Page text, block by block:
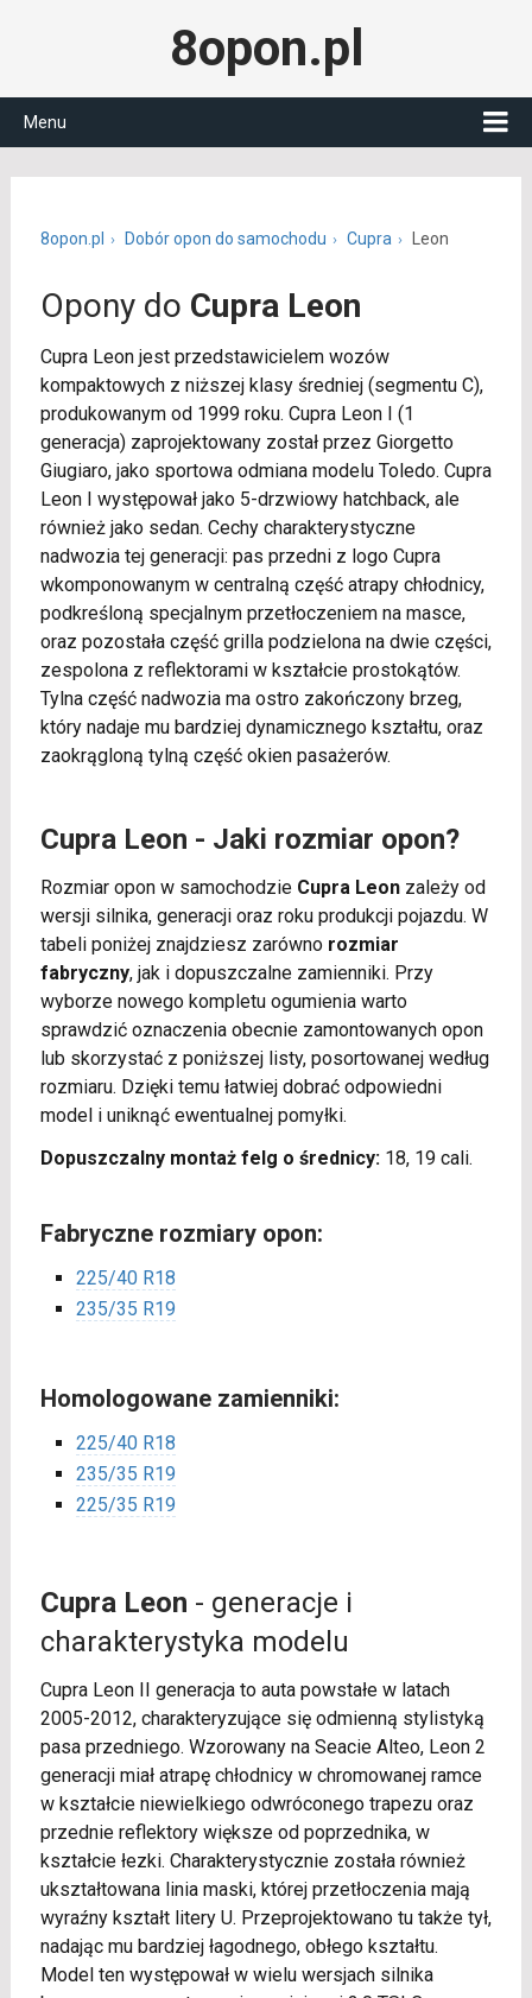
8opon.pl
Menu
8opon.pl Dobór opon do samochodu Cupra Leon
Opony do Cupra Leon
Cupra Leon jest przedstawicielem wozów
kompaktowych z niższej klasy średniej (segmentu C),
produkowanym od 1999 roku. Cupra Leon I (1
generacja) zaprojektowany został przez Giorgetto
Giugiaro, jako sportowa odmiana modelu Toledo. Cupra
Leon I występował jako 5-drzwiowy hatchback, ale
również jako sedan. Cechy charakterystyczne
nadwozia tej generacji: pas przedni z logo Cupra
wkomponowanym w centralną część atrapy chłodnicy,
podkreśloną specjalnym przetłoczeniem na masce,
oraz pozostała część grilla podzielona na dwie części,
zespolona z reflektorami w kształcie prostokątów.
Tylna część nadwozia ma ostro zakończony brzeg,
który nadaje mu bardziej dynamicznego kształtu, oraz
zaokrągloną tylną część okien pasażerów.
Cupra Leon - Jaki rozmiar opon?
Rozmiar opon w samochodzie Cupra Leonzależy od
wersji silnika, generacji oraz roku produkcji pojazdu. W
tabeli poniżej znajdziesz zarówno rozmiar
fabryczny, jak i dopuszczalne zamienniki. Przy
wyborze nowego kompletu ogumienia warto
sprawdzić oznaczenia obecnie zamontowanych opon
lub skorzystać z poniższej listy, posortowanej według
rozmiaru. Dzięki temu łatwiej dobrać odpowiedni
model i uniknąć ewentualnej pomyłki.
Dopuszczalny montaż felg o średnicy:18, 19 cali.
Fabryczne rozmiary opon:
225/40 R18
235/35 R19
Homologowane zamienniki:
225/40 R18
235/35 R19
225/35 R19
Cupra Leon - generacje i
charakterystyka modelu
Cupra Leon II generacja to auta powstałe w latach
2005-2012, charakteryzujące się odmienną stylistyką
pasa przedniego. Wzorowany na Seacie Alteo, Leon 2
generacji miał atrapę chłodnicy w chromowanej ramce
w kształcie niewielkiego odwróconego trapezu oraz
przednie reflektory większe od poprzednika, w
kształcie łezki. Charakterystycznie została również
ukształtowana linia maski, której przetłoczenia mają
wyraźny kształt litery U. Przeprojektowano tu także tył,
nadając mu bardziej łagodnego, obłego kształtu.
Model ten występował w wielu wersjach silnika